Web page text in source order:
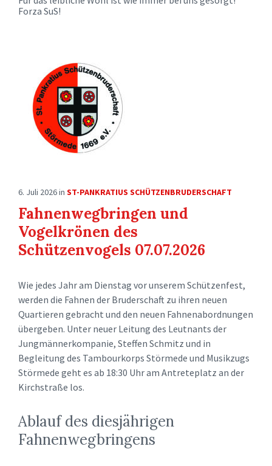
Forza SuS!
6. Juli 2026in ST-PANKRATIUS SCHÜTZENBRUDERSCHAFT
Fahnenwegbringen und
Vogelkrönen des
Schützenvogels 07.07.2026
Wie jedes Jahr am Dienstag vor unserem Schützenfest,
werden die Fahnen der Bruderschaft zu ihren neuen
Quartieren gebracht und den neuen Fahnenabordnungen
übergeben. Unter neuer Leitung des Leutnants der
Jungmännerkompanie, Steffen Schmitz und in
Begleitung des Tambourkorps Störmede und Musikzugs
Störmede geht es ab 18:30 Uhr am Antreteplatz an der
Kirchstraße los.
Ablauf des diesjährigen
Fahnenwegbringens